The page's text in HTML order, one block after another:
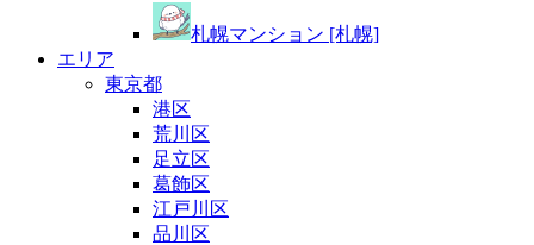
札幌マンション [札幌]
エリア
東京都
港区
荒川区
足立区
葛飾区
江戸川区
品川区